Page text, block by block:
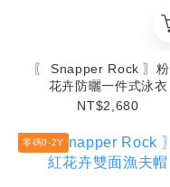
〖 Snapper Rock 〗
花卉防曬一件式泳衣
NT$2,680
零碼0-2Y